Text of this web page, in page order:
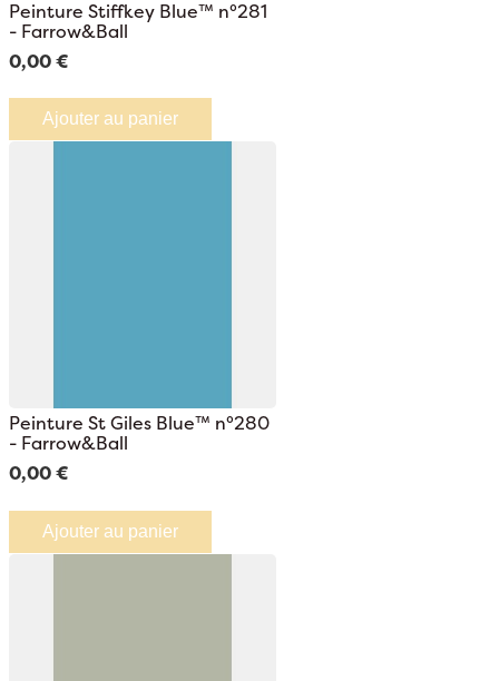
Peinture Stiffkey Blue™ n°281
- Farrow&Ball
0,00 €
Ajouter au panier
Peinture St Giles Blue™ n°280
- Farrow&Ball
0,00 €
Ajouter au panier